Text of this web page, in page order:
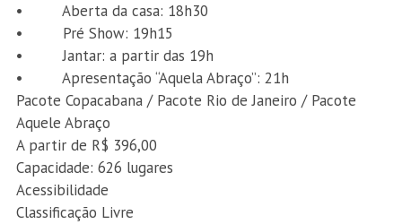
• Aberta da casa: 18h30
• Pré Show: 19h15
• Jantar: a partir das 19h
• Apresentação “Aquela Abraço”: 21h
Pacote Copacabana / Pacote Rio de Janeiro / Pacote
Aquele Abraço
A partir de R$ 396,00
Capacidade: 626 lugares
Acessibilidade
Classificação Livre